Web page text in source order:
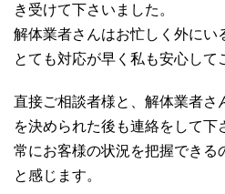
き受けて下さいました。
解体業者さんはお忙しく外にい
とても対応が早く私も安心して
直接ご相談者様と、解体業者さ
を決められた後も連絡をして下
常にお客様の状況を把握できる
と感じます。